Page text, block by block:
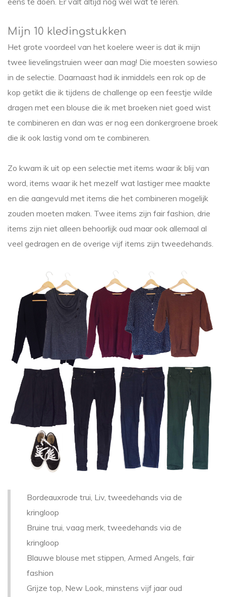
Mijn 10 kledingstukken
Het grote voordeel van het koelere weer is dat ik mijn
twee lievelingstruien weer aan mag! Die moesten sowieso
in de selectie. Daarnaast had ik inmiddels een rok op de
kop getikt die ik tijdens de challenge op een feestje wilde
dragen met een blouse die ik met broeken niet goed wist
te combineren en dan was er nog een donkergroene broek
die ik ook lastig vond om te combineren.
Zo kwam ik uit op een selectie met items waar ik blij van
word, items waar ik het mezelf wat lastiger mee maakte
en die aangevuld met items die het combineren mogelijk
zouden moeten maken. Twee items zijn fair fashion, drie
items zijn niet alleen behoorlijk oud maar ook allemaal al
veel gedragen en de overige vijf items zijn tweedehands.
Bordeauxrode trui, Liv, tweedehands via de
kringloop
Bruine trui, vaag merk, tweedehands via de
kringloop
Blauwe blouse met stippen, Armed Angels, fair
fashion
Grijze top, New Look, minstens vijf jaar oud